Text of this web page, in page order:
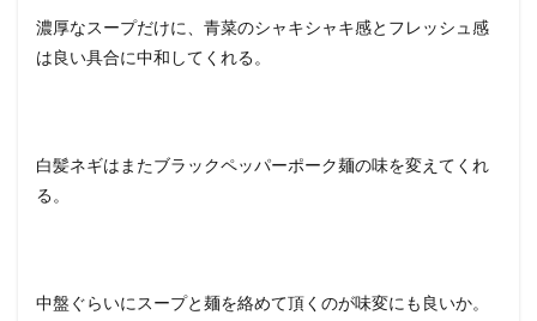
濃厚なスープだけに、青菜のシャキシャキ感とフレッシュ感
は良い具合に中和してくれる。
白髪ネギはまたブラックペッパーポーク麺の味を変えてくれ
る。
中盤ぐらいにスープと麺を絡めて頂くのが味変にも良いか。